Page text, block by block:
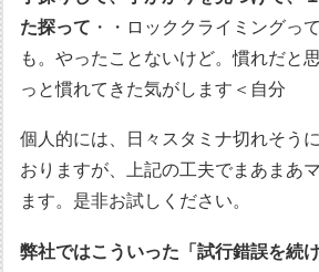
た探って ・・ロッククライミングっ
も。やったことないけど。慣れだと
っと慣れてきた気がします＜自分
個人的には、日々スタミナ切れそう
おりますが、上記の工夫でまあまあ
ます。是非お試しください。
弊社ではこういった「試行錯誤を続